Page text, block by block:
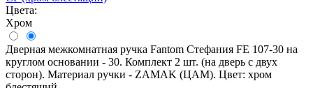
Цвета:
Хром
Дверная межкомнатная ручка Fantom Стефания FE 107-30 на
круглом основании - 30. Комплект 2 шт. (на дверь с двух
сторон). Материал ручки - ZAMAK (ЦАМ). Цвет: хром